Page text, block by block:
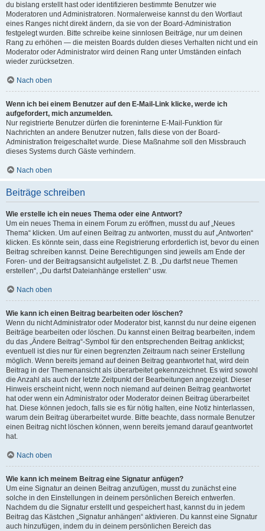
du bislang erstellt hast oder identifizieren bestimmte Benutzer wie
Moderatoren und Administratoren. Normalerweise kannst du den Wortlaut
eines Ranges nicht direkt ändern, da sie von der Board-Administration
festgelegt wurden. Bitte schreibe keine sinnlosen Beiträge, nur um deinen
Rang zu erhöhen — die meisten Boards dulden dieses Verhalten nicht und ein
Moderator oder Administrator wird deinen Rang unter Umständen einfach
wieder zurücksetzen.
Nach oben
Wenn ich bei einem Benutzer auf den E-Mail-Link klicke, werde ich
aufgefordert, mich anzumelden.
Nur registrierte Benutzer dürfen die foreninterne E-Mail-Funktion für
Nachrichten an andere Benutzer nutzen, falls diese von der Board-
Administration freigeschaltet wurde. Diese Maßnahme soll den Missbrauch
dieses Systems durch Gäste verhindern.
Nach oben
Beiträge schreiben
Wie erstelle ich ein neues Thema oder eine Antwort?
Um ein neues Thema in einem Forum zu eröffnen, musst du auf „Neues
Thema“ klicken. Um auf einen Beitrag zu antworten, musst du auf „Antworten“
klicken. Es könnte sein, dass eine Registrierung erforderlich ist, bevor du einen
Beitrag schreiben kannst. Deine Berechtigungen sind jeweils am Ende der
Foren- und der Beitragsansicht aufgelistet. Z. B. „Du darfst neue Themen
erstellen“, „Du darfst Dateianhänge erstellen“ usw.
Nach oben
Wie kann ich einen Beitrag bearbeiten oder löschen?
Wenn du nicht Administrator oder Moderator bist, kannst du nur deine eigenen
Beiträge bearbeiten oder löschen. Du kannst einen Beitrag bearbeiten, indem
du das „Ändere Beitrag“-Symbol für den entsprechenden Beitrag anklickst;
eventuell ist dies nur für einen begrenzten Zeitraum nach seiner Erstellung
möglich. Wenn bereits jemand auf deinen Beitrag geantwortet hat, wird dein
Beitrag in der Themenansicht als überarbeitet gekennzeichnet. Es wird sowohl
die Anzahl als auch der letzte Zeitpunkt der Bearbeitungen angezeigt. Dieser
Hinweis erscheint nicht, wenn noch niemand auf deinen Beitrag geantwortet
hat oder wenn ein Administrator oder Moderator deinen Beitrag überarbeitet
hat. Diese können jedoch, falls sie es für nötig halten, eine Notiz hinterlassen,
warum dein Beitrag überarbeitet wurde. Bitte beachte, dass normale Benutzer
einen Beitrag nicht löschen können, wenn bereits jemand darauf geantwortet
hat.
Nach oben
Wie kann ich meinem Beitrag eine Signatur anfügen?
Um eine Signatur an deinen Beitrag anzufügen, musst du zunächst eine
solche in den Einstellungen in deinem persönlichen Bereich entwerfen.
Nachdem du die Signatur erstellt und gespeichert hast, kannst du in jedem
Beitrag das Kästchen „Signatur anhängen“ aktivieren. Du kannst eine Signatur
auch hinzufügen, indem du in deinem persönlichen Bereich das